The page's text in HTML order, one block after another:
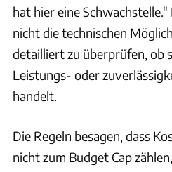
hat hier eine
nicht die technischen
detailliert zu überprüfen, ob
Leistungs- oder
handelt.
Die Regeln besagen, dass
nicht zum Budget Cap